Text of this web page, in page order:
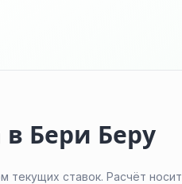
Бери Беру
текущих ставок. Расчёт носит